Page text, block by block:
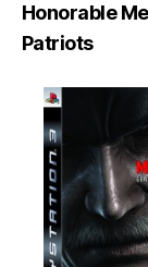
Honorable
Patriots